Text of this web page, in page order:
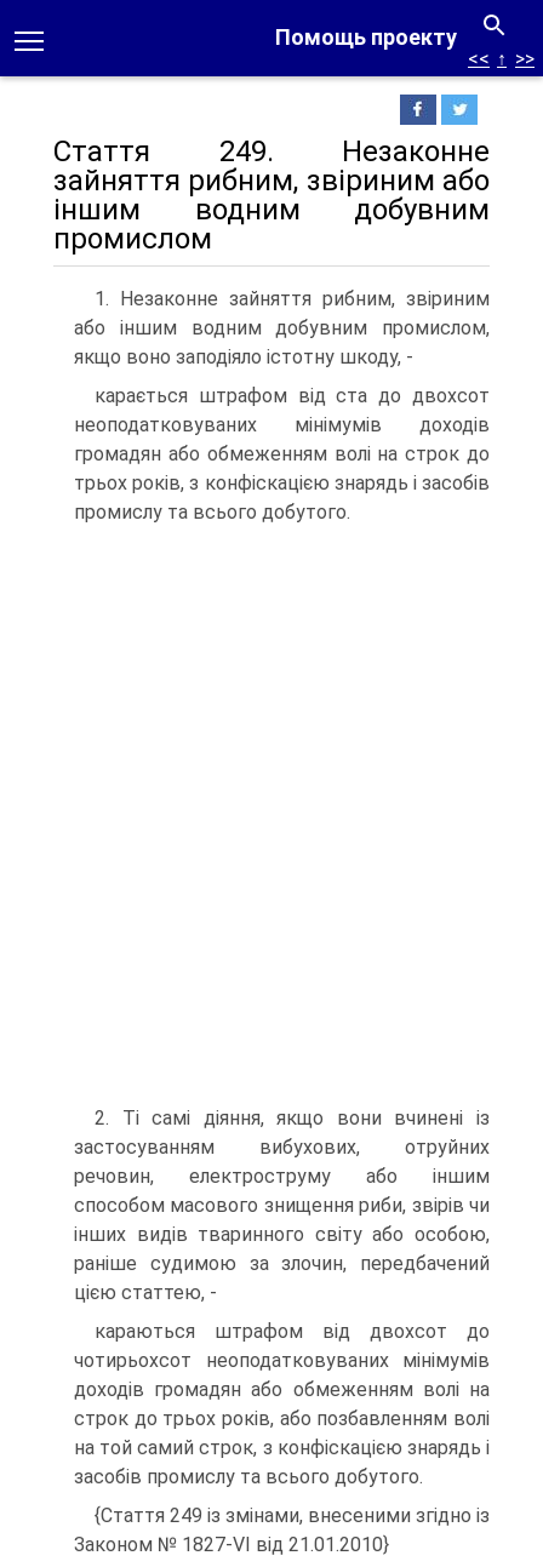
Помощь проекту
<< ↑ >>
Стаття 249. Незаконне
зайняття рибним, звіриним або
іншим водним добувним
промислом
1. Незаконне зайняття рибним, звіриним
або іншим водним добувним промислом,
якщо воно заподіяло істотну шкоду, -
карається штрафом від ста до двохсот
неоподатковуваних мінімумів доходів
громадян або обмеженням волі на строк до
трьох років, з конфіскацією знарядь і засобів
промислу та всього добутого.
2. Ті самі діяння, якщо вони вчинені із
застосуванням вибухових, отруйних
речовин, електроструму або іншим
способом масового знищення риби, звірів чи
інших видів тваринного світу або особою,
раніше судимою за злочин, передбачений
цією статтею, -
караються штрафом від двохсот до
чотирьохсот неоподатковуваних мінімумів
доходів громадян або обмеженням волі на
строк до трьох років, або позбавленням волі
на той самий строк, з конфіскацією знарядь і
засобів промислу та всього добутого.
{Стаття 249 із змінами, внесеними згідно із
Законом № 1827-VI від 21.01.2010}